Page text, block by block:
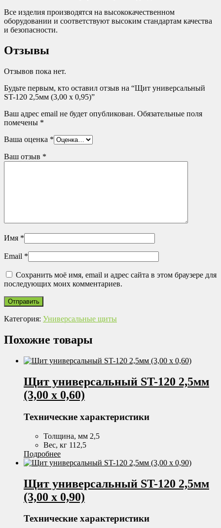
Все изделия производятся на высококачественном
оборудовании и соответствуют высоким стандартам качества
и безопасности.
Отзывы
Отзывов пока нет.
Будьте первым, кто оставил отзыв на “Щит универсальный
ST-120 2,5мм (3,00 х 0,95)”
Ваш адрес email не будет опубликован. Обязательные поля
помечены *
Ваша оценка *
Ваш отзыв *
Имя *
Email *
Сохранить моё имя, email и адрес сайта в этом браузере для
последующих моих комментариев.
Категория: Универсальные щиты
Похожие товары
Щит универсальный ST-120 2,5мм
(3,00 х 0,60)
Технические характеристики
Толщина, мм 2,5
Вес, кг 112,5
Подробнее
Щит универсальный ST-120 2,5мм
(3,00 х 0,90)
Технические характеристики